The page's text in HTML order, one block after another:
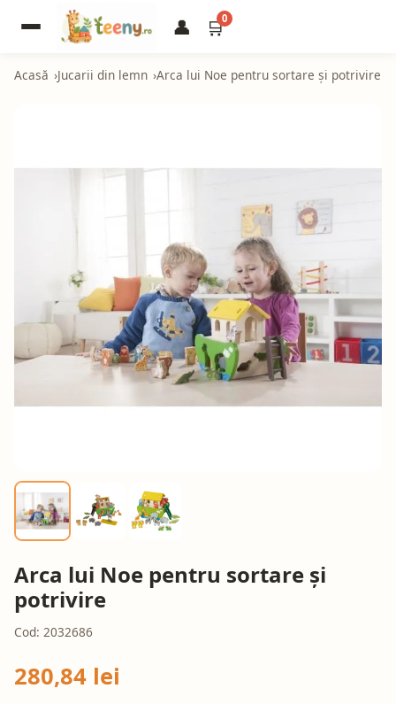
👤 🛒0
Acasă Jucarii din lemn Arca lui Noe pentru sortare și potrivire
Arca lui Noe pentru sortare și
potrivire
Cod: 2032686
280,84 lei